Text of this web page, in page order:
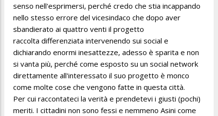
senso nell'esprimersi, perché credo che stia incappando
nello stesso errore del vicesindaco che dopo aver
sbandierato ai quattro venti il progetto
raccolta differenziata intervenendo sui social e
dichiarando enormi inesattezze, adesso è sparita e non
si vanta più, perché come esposto su un social network
direttamente all'interessato il suo progetto è monco
come molte cose che vengono fatte in questa città.
Per cui raccontateci la verità e prendetevi i giusti (pochi)
meriti. I cittadini non sono fessi e nemmeno Asini come